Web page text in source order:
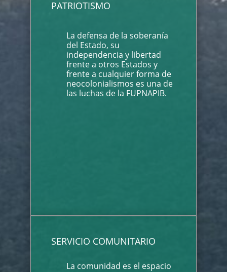
PATRIOTISMO
La defensa de la soberanía
del Estado, su
independencia y libertad
frente a otros Estados y
frente a cualquier forma de
neocolonialismos es una de
las luchas de la FUPNAPIB.
SERVICIO COMUNITARIO
La comunidad es el espacio